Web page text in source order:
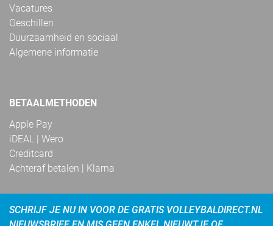
Vacatures
Geschillen
Duurzaamheid en sociaal
Algemene informatie
BETAALMETHODEN
Apple Pay
iDEAL | Wero
Creditcard
Achteraf betalen | Klarna
SCHRIJF JE NU IN VOOR DE GRATIS VOLLEYBALDIRECT.NL